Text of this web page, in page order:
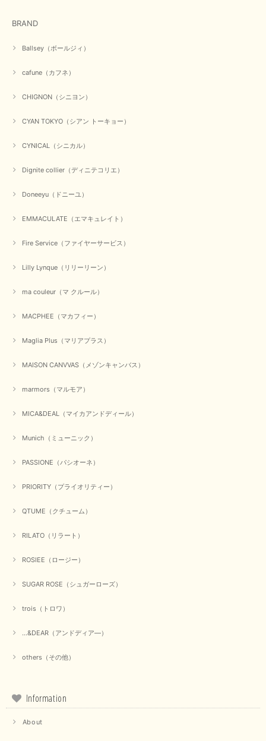
BRAND
Ballsey（ボールジィ）
cafune（カフネ）
CHIGNON（シニヨン）
CYAN TOKYO（シアン トーキョー）
CYNICAL（シニカル）
Dignite collier（ディニテコリエ）
Doneeyu（ドニーユ）
EMMACULATE（エマキュレイト）
Fire Service（ファイヤーサービス）
Lilly Lynque（リリーリーン）
ma couleur（マ クルール）
MACPHEE（マカフィー）
Maglia Plus（マリアプラス）
MAISON CANVVAS（メゾンキャンバス）
marmors（マルモア）
MICA&DEAL（マイカアンドディール）
Munich（ミューニック）
PASSIONE（パシオーネ）
PRIORITY（プライオリティー）
QTUME（クチューム）
RILATO（リラート）
ROSIEE（ロージー）
SUGAR ROSE（シュガーローズ）
trois（トロワ）
...&DEAR（アンドディア―）
others（その他）
Information
About